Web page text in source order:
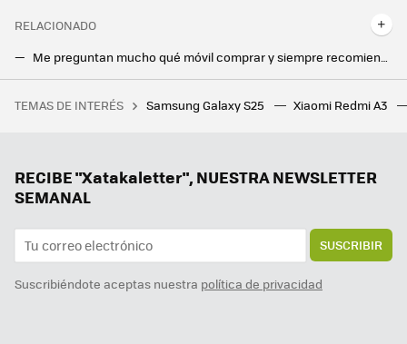
RELACIONADO
Me preguntan mucho qué móvil comprar y siempre recomiendo un Google Pixel. Sólo pido que miren una cosa antes de hacerlo
Ya sabemos cómo de fino será el Galaxy S25 Ultra: Ice Universe ha filtrado las dimensiones del próximo flagship de Samsung
Bali quiso atraer a todos los nómadas digitales con medidas increíbles. Así les va tres años después
TEMAS DE INTERÉS Samsung Galaxy S25 Xiaomi Redmi A3
RECIBE "Xatakaletter", NUESTRA NEWSLETTER
SEMANAL
SUSCRIBIR
Suscribiéndote aceptas nuestra política de privacidad